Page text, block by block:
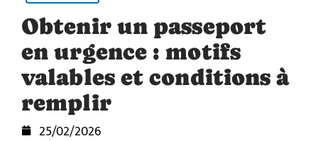
Obtenir un passeport
en urgence : motifs
valables et conditions à
remplir
25/02/2026